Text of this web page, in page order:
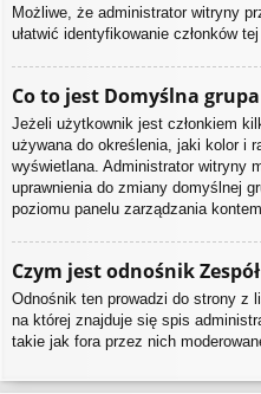
Możliwe, że administrator witryny
ułatwić identyfikowanie członków
Co to jest Domyślna
Jeżeli użytkownik jest członkiem
używana do określenia, jaki kolor i
wyświetlana. Administrator witryny
uprawnienia do zmiany domyślnej
poziomu panelu zarządzania
Czym jest odnośnik
Odnośnik ten prowadzi do strony z
na której znajduje się spis
takie jak fora przez nich